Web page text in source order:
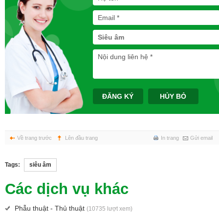
Siêu âm
ĐĂNG KÝ HỦY BỎ
Về trang trước Lên đầu trang Gửi email
In trang
Tags: siêu âm
Các dịch vụ khác
Phẫu thuật - Thủ thuật (10735 lượt xem)